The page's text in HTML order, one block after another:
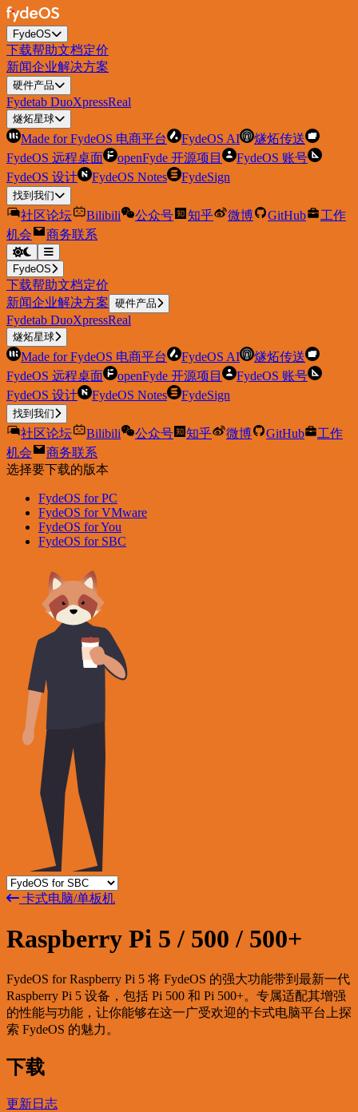
FydeOS
下载帮助文档定价
新闻企业解决方案
硬件产品
Fydetab DuoXpressReal
燧炻星球
Made for FydeOS 电商平台 FydeOS AI
燧炻传送
FydeOS 远程桌面
openFyde 开源项目
FydeOS 账号
FydeOS 设计
FydeOS Notes FydeSign
找到我们
社区论坛 Bilibili 公众号 知乎 微博 GitHub
工作
机会
商务联系
FydeOS
下载帮助文档定价
新闻企业解决方案 硬件产品
Fydetab DuoXpressReal
燧炻星球
Made for FydeOS 电商平台 FydeOS AI
燧炻传送
FydeOS 远程桌面
openFyde 开源项目
FydeOS 账号
FydeOS 设计
FydeOS Notes FydeSign
找到我们
社区论坛 Bilibili 公众号 知乎 微博 GitHub
工作
机会
商务联系
选择要下载的版本
FydeOS for PC
FydeOS for VMware
FydeOS for You
FydeOS for SBC
卡式电脑/单板机
Raspberry Pi 5 / 500 / 500+
FydeOS for Raspberry Pi 5 将 FydeOS 的强大功能带到最新一代
Raspberry Pi 5 设备，包括 Pi 500 和 Pi 500+。专属适配其增强
的性能与功能，让你能够在这一广受欢迎的卡式电脑平台上探
索 FydeOS 的魅力。
下载
更新日志